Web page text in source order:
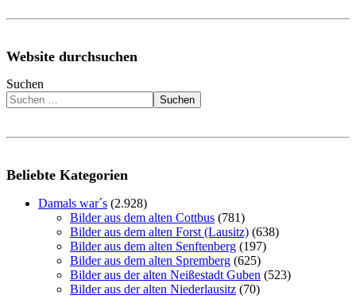
Website durchsuchen
Suchen
Suchen
Beliebte Kategorien
Damals war´s (2.928)
Bilder aus dem alten Cottbus (781)
Bilder aus dem alten Forst (Lausitz) (638)
Bilder aus dem alten Senftenberg (197)
Bilder aus dem alten Spremberg (625)
Bilder aus der alten Neißestadt Guben (523)
Bilder aus der alten Niederlausitz (70)